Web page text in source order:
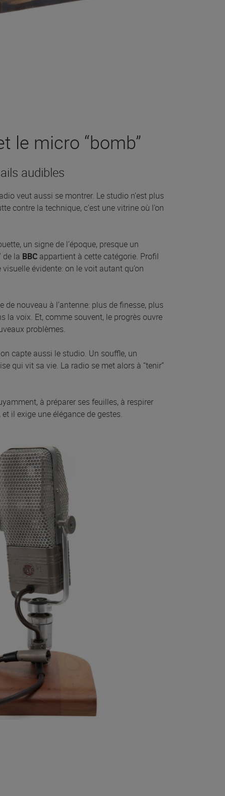
le micro “bomb”
audibles
veut aussi se montrer. Le studio n’est plus
contre la technique, c’est une vitrine où l’on
un signe de l’époque, presque un
de la BBC appartient à cette catégorie. Profil
évidente: on le voit autant qu’on
de nouveau à l’antenne: plus de finesse, plus
la voix. Et, comme souvent, le progrès ouvre
problèmes.
capte aussi le studio. Un souffle, un
qui vit sa vie. La radio se met alors à “tenir”
à préparer ses feuilles, à respirer
il exige une élégance de gestes.